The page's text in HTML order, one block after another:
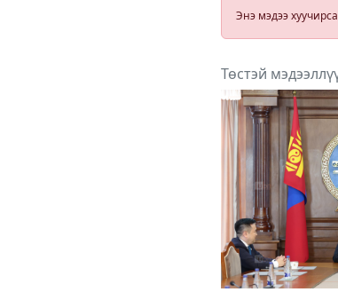
Энэ мэдээ
Төстэй